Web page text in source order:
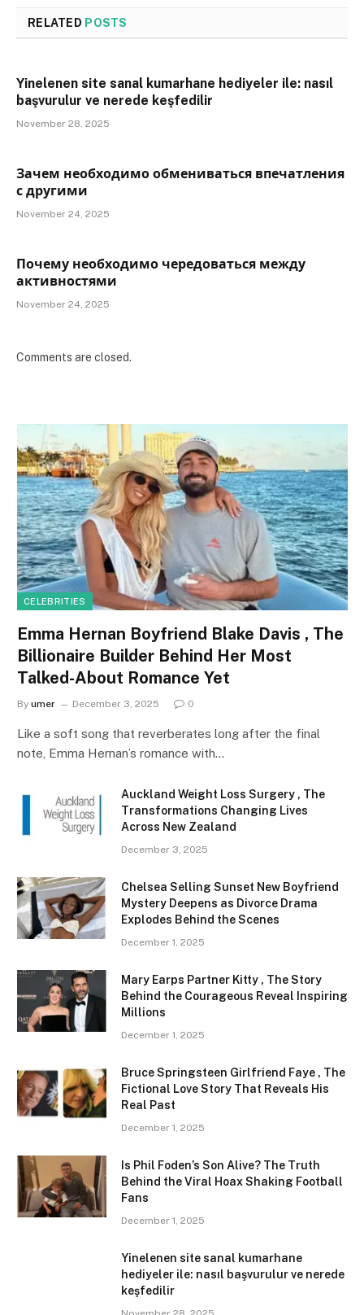
RELATED POSTS
Yinelenen site sanal kumarhane hediyeler ile: nasıl
başvurulur ve nerede keşfedilir
November 28, 2025
Зачем необходимо обмениваться впечатления
с другими
November 24, 2025
Почему необходимо чередоваться между
активностями
November 24, 2025
Comments are closed.
CELEBRITIES
Emma Hernan Boyfriend Blake Davis , The
Billionaire Builder Behind Her Most
Talked-About Romance Yet
By umer December 3, 2025 0
Like a soft song that reverberates long after the final
note, Emma Hernan’s romance with…
Auckland Weight Loss Surgery , The
Transformations Changing Lives
Across New Zealand
December 3, 2025
Chelsea Selling Sunset New Boyfriend
Mystery Deepens as Divorce Drama
Explodes Behind the Scenes
December 1, 2025
Mary Earps Partner Kitty , The Story
Behind the Courageous Reveal Inspiring
Millions
December 1, 2025
Bruce Springsteen Girlfriend Faye , The
Fictional Love Story That Reveals His
Real Past
December 1, 2025
Is Phil Foden’s Son Alive? The Truth
Behind the Viral Hoax Shaking Football
Fans
December 1, 2025
Yinelenen site sanal kumarhane
hediyeler ile: nasıl başvurulur ve nerede
keşfedilir